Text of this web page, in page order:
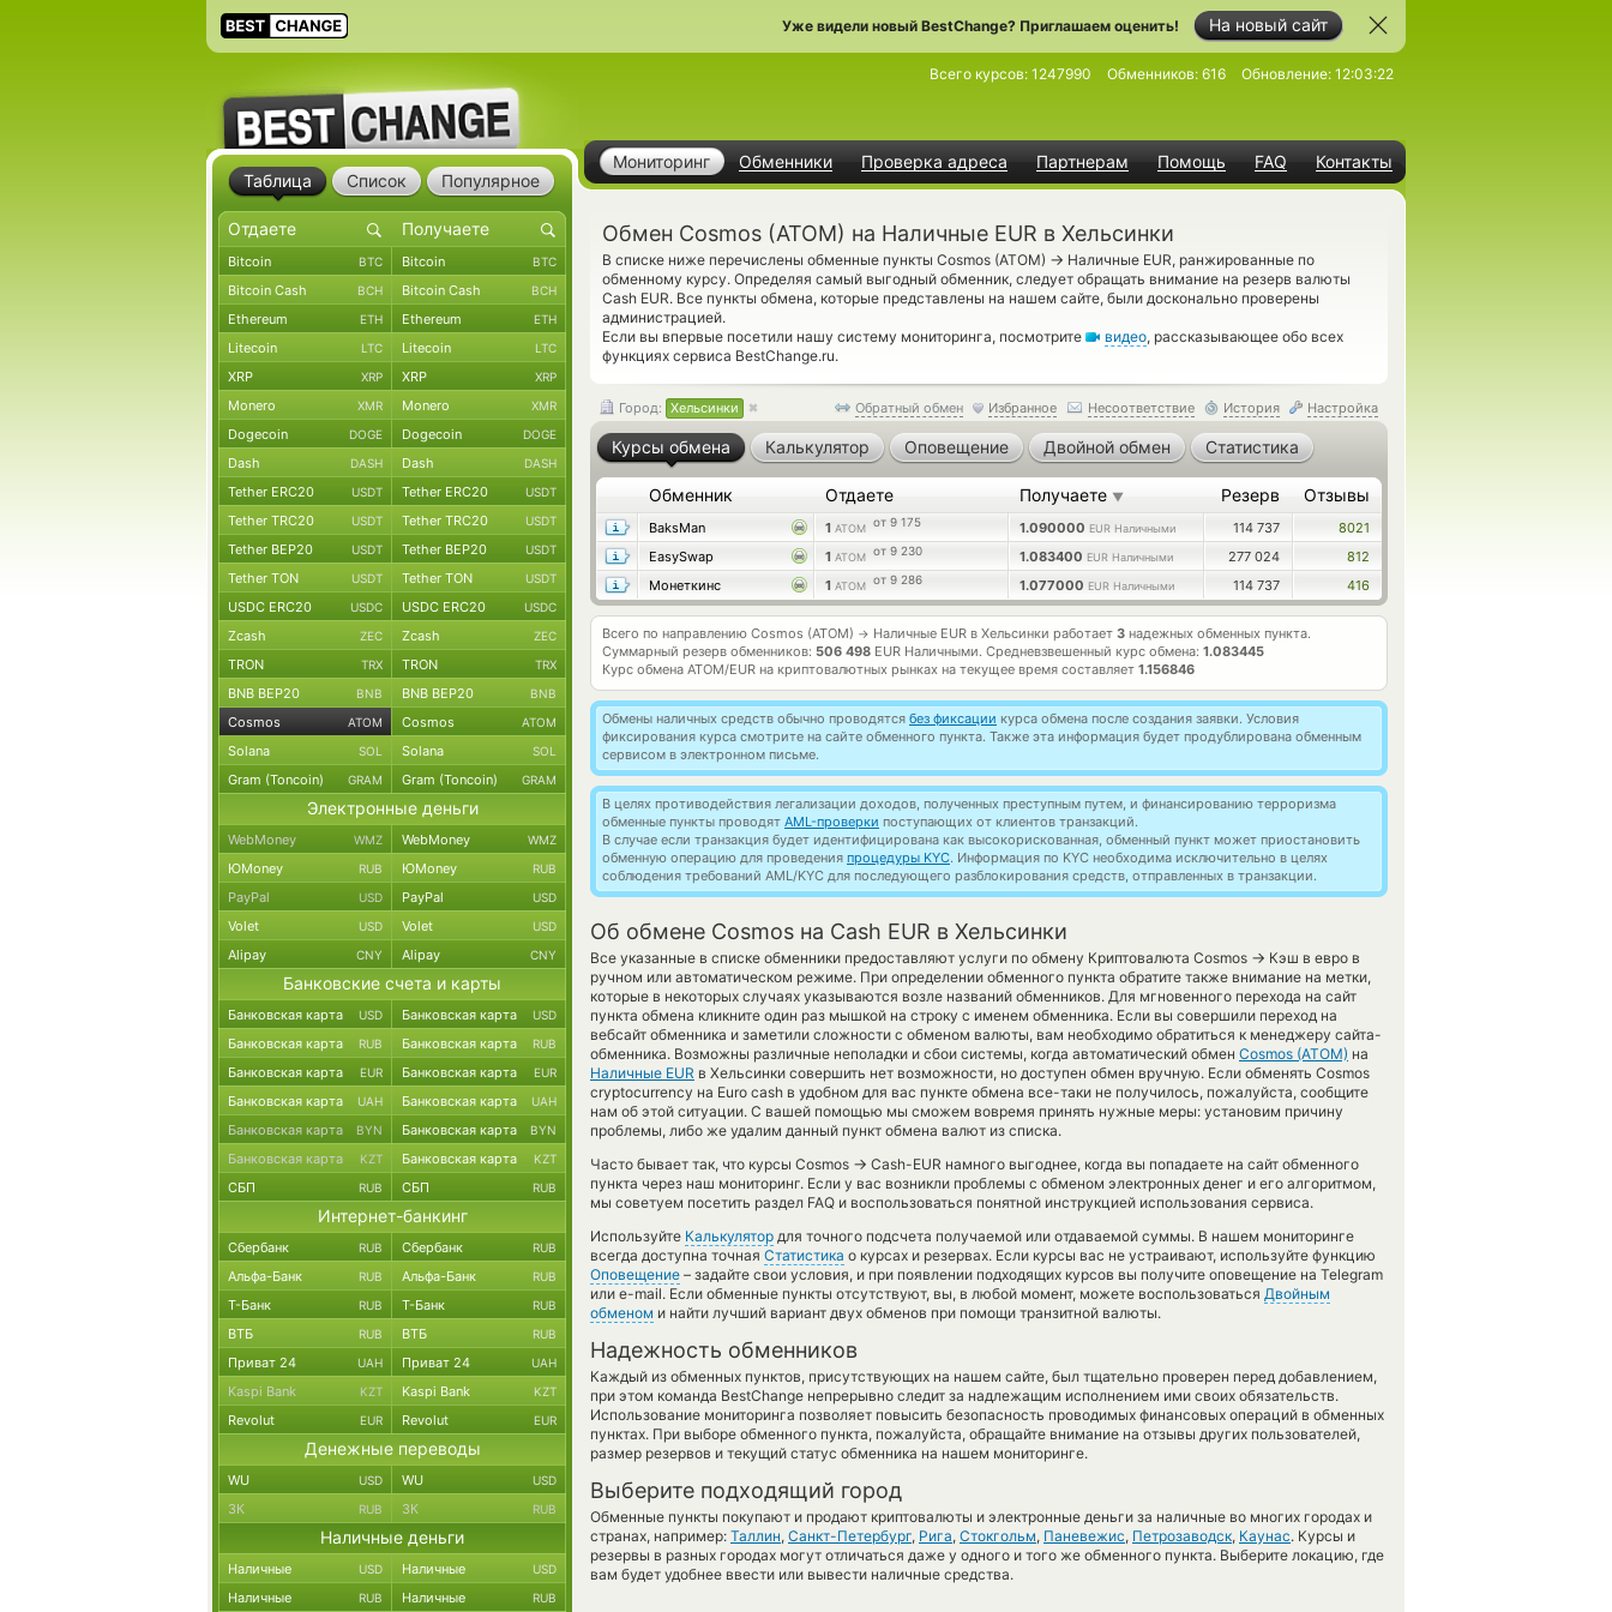
На новый сайт
Уже видели новый BestChange? Приглашаем оценить!
Мониторинг Обменники Проверка адреса Партнерам Помощь FAQ Контакты
Всего курсов: 1247990 Обменников: 616 Обновление: 12:03:22
Обмен Cosmos (ATOM) на Наличные EUR в Хельсинки
В списке ниже перечислены обменные пункты Cosmos (ATOM) → Наличные EUR, ранжированные по
обменному курсу. Определяя самый выгодный обменник, следует обращать внимание на резерв валюты
Cash EUR. Все пункты обмена, которые представлены на нашем сайте, были досконально проверены
администрацией.
Если вы впервые посетили нашу систему мониторинга, посмотрите
видео, рассказывающее обо всех
функциях сервиса BestChange.ru.
Обратный обмен Избранное Несоответствие История Настройка
Город: Хельсинки
Курсы обмена Калькулятор Оповещение Двойной обмен Статистика
Обменник Отдаете Получаете ▼ Резерв Отзывы
BaksMan 1 ATOM от 9 175 1.090000 EUR Наличными 114 737
8021
EasySwap
1 ATOM от 9 230 1.083400 EUR Наличными 277 024
812
Монеткинс
1 ATOM от 9 286 1.077000 EUR Наличными 114 737 416
Всего по направлению Cosmos (ATOM) → Наличные EUR в Хельсинки работает 3 надежных обменных пункта.
Суммарный резерв обменников: 506 498 EUR Наличными. Средневзвешенный курс обмена: 1.083445
Курс обмена ATOM/EUR на криптовалютных рынках на текущее время составляет 1.156846
Обмены наличных средств обычно проводятся без фиксации курса обмена после создания заявки. Условия
фиксирования курса смотрите на сайте обменного пункта. Также эта информация будет продублирована обменным
сервисом в электронном письме.
В целях противодействия легализации доходов, полученных преступным путем, и финансированию терроризма
обменные пункты проводят AML-проверки поступающих от клиентов транзакций.
В случае если транзакция будет идентифицирована как высокорискованная, обменный пункт может приостановить
обменную операцию для проведения процедуры KYC. Информация по KYC необходима исключительно в целях
соблюдения требований AML/KYC для последующего разблокирования средств, отправленных в транзакции.
Об обмене Cosmos на Cash EUR в Хельсинки
Все указанные в списке обменники предоставляют услуги по обмену Криптовалюта Cosmos → Кэш в евро в
ручном или автоматическом режиме. При определении обменного пункта обратите также внимание на метки,
которые в некоторых случаях указываются возле названий обменников. Для мгновенного перехода на сайт
пункта обмена кликните один раз мышкой на строку с именем обменника. Если вы совершили переход на
вебсайт обменника и заметили сложности с обменом валюты, вам необходимо обратиться к менеджеру сайта-
обменника. Возможны различные неполадки и сбои системы, когда автоматический обмен Cosmos (ATOM) на
Наличные EUR в Хельсинки совершить нет возможности, но доступен обмен вручную. Если обменять Cosmos
cryptocurrency на Euro cash в удобном для вас пункте обмена все-таки не получилось, пожалуйста, сообщите
нам об этой ситуации. С вашей помощью мы сможем вовремя принять нужные меры: установим причину
проблемы, либо же удалим данный пункт обмена валют из списка.
Часто бывает так, что курсы Cosmos → Cash-EUR намного выгоднее, когда вы попадаете на сайт обменного
пункта через наш мониторинг. Если у вас возникли проблемы с обменом электронных денег и его алгоритмом,
мы советуем посетить раздел FAQ и воспользоваться понятной инструкцией использования сервиса.
Используйте Калькулятор для точного подсчета получаемой или отдаваемой суммы. В нашем мониторинге
всегда доступна точная Статистика о курсах и резервах. Если курсы вас не устраивают, используйте функцию
Оповещение – задайте свои условия, и при появлении подходящих курсов вы получите оповещение на Telegram
или e-mail. Если обменные пункты отсутствуют, вы, в любой момент, можете воспользоваться Двойным
обменом и найти лучший вариант двух обменов при помощи транзитной валюты.
Надежность обменников
Каждый из обменных пунктов, присутствующих на нашем сайте, был тщательно проверен перед добавлением,
при этом команда BestChange непрерывно следит за надлежащим исполнением ими своих обязательств.
Использование мониторинга позволяет повысить безопасность проводимых финансовых операций в обменных
пунктах. При выборе обменного пункта, пожалуйста, обращайте внимание на отзывы других пользователей,
размер резервов и текущий статус обменника на нашем мониторинге.
Выберите подходящий город
Обменные пункты покупают и продают криптовалюты и электронные деньги за наличные во многих городах и
странах, например: Таллин, Санкт-Петербург, Рига, Стокгольм, Паневежис, Петрозаводск, Каунас. Курсы и
резервы в разных городах могут отличаться даже у одного и того же обменного пункта. Выберите локацию, где
вам будет удобнее ввести или вывести наличные средства.
Таблица Список Популярное
Bitcoin BTC Bitcoin BTC
Bitcoin Cash BCH Bitcoin Cash BCH
Ethereum ETH Ethereum ETH
Litecoin LTC Litecoin LTC
XRP XRP XRP XRP
Monero XMR Monero XMR
Dogecoin DOGE Dogecoin DOGE
Dash DASH Dash DASH
Tether ERC20 USDT Tether ERC20 USDT
Tether TRC20 USDT Tether TRC20 USDT
Tether BEP20 USDT Tether BEP20 USDT
Tether TON USDT Tether TON USDT
USDC ERC20 USDC USDC ERC20 USDC
Zcash ZEC Zcash ZEC
TRON TRX TRON TRX
BNB BEP20 BNB BNB BEP20 BNB
Cosmos ATOM Cosmos ATOM
Solana SOL Solana SOL
Gram (Toncoin) GRAM Gram (Toncoin) GRAM
Электронные деньги
WebMoney WMZ WebMoney WMZ
ЮMoney RUB ЮMoney RUB
PayPal USD PayPal USD
Volet USD Volet USD
Alipay CNY Alipay CNY
Банковские счета и карты
Банковская карта USD Банковская карта USD
Банковская карта RUB Банковская карта RUB
Банковская карта EUR Банковская карта EUR
Банковская карта UAH Банковская карта UAH
Банковская карта BYN Банковская карта BYN
Банковская карта KZT Банковская карта KZT
СБП RUB СБП RUB
Интернет-банкинг
Сбербанк RUB Сбербанк RUB
Альфа-Банк RUB Альфа-Банк RUB
Т-Банк RUB Т-Банк RUB
ВТБ RUB ВТБ RUB
Приват 24 UAH Приват 24 UAH
Kaspi Bank KZT Kaspi Bank KZT
Revolut EUR Revolut EUR
Денежные переводы
WU USD WU USD
ЗК RUB ЗК RUB
Наличные деньги
Наличные USD Наличные USD
Наличные RUB Наличные RUB